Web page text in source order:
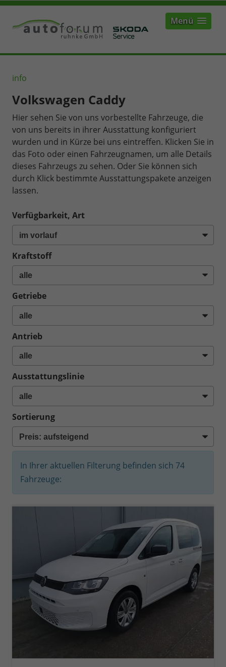
Menü
info
Volkswagen Caddy
Hier sehen Sie von uns vorbestellte Fahrzeuge, die
von uns bereits in ihrer Ausstattung konfiguriert
wurden und in Kürze bei uns eintreffen. Klicken Sie in
das Foto oder einen Fahrzeugnamen, um alle Details
dieses Fahrzeugs zu sehen. Oder Sie können sich
durch Klick bestimmte Ausstattungspakete anzeigen
lassen.
Verfügbarkeit, Art
Kraftstoff
Getriebe
Antrieb
Ausstattungslinie
Sortierung
In Ihrer aktuellen Filterung befinden sich 74
Fahrzeuge: